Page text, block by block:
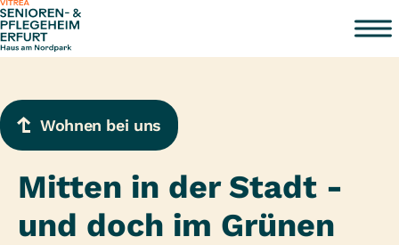
Zum Inhalt springen
Wohnen bei uns
Mitten in der Stadt -
und doch im Grünen